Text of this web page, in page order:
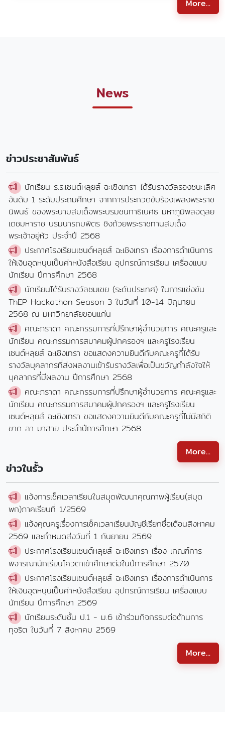
More...
News
ข่าวประชาสัมพันธ์
นักเรียน ร.ร.เซนต์หลุยส์ ฉะเชิงเทรา ได้รับรางวัลรองชนะเลิศ
อันดับ 1 ระดับประถมศึกษา จากการประกวดขับร้องเพลงพระราช
นิพนธ์ ของพระบามสมเด็จพระบรมชนกาธิเบศธ มหาภูมิพลอดุลย
เดชมหาราช บรมนารถบพิตร ชิงถ้วยพระราชทานสมเด็จ
พระเจ้าอยู่หัว ประจำปี 2568
ประกาศโรงเรียนเซนต์หลุยส์ ฉะเชิงเทรา เรื่องการดำเนินการ
ให้เงินอุดหนุนเป็นค่าหนังสือเรียน อุปกรณ์การเรียน เครื่องแบบ
นักเรียน ปีการศึกษา 2568
นักเรียนได้รับรางวัลชมเชย (ระดับประเทศ) ในการแข่งขัน
ThEP Hackathon Season 3 ในวันที่ 10-14 มิถุนายน
2568 ณ มหาวิทยาลัยขอนแก่น
คณะภราดา คณะกรรมการที่ปรึกษาผู้อำนวยการ คณะครูและ
นักเรียน คณะกรรมการสมาคมผู้ปกครองฯ และครูโรงเรียน
เซนต์หลุยส์ ฉะเชิงเทรา ขอแสดงความยินดีกับคณะครูที่ได้รับ
รางวัลบุคลากรที่ส่งผลงานเข้ารับรางวัลเพื่อเป็นขวัญกำลังใจให้
บุคลากรที่มีผลงาน ปีการศึกษา 2568
คณะภราดา คณะกรรมการที่ปรึกษาผู้อำนวยการ คณะครูและ
นักเรียน คณะกรรมการสมาคมผู้ปกครองฯ และครูโรงเรียน
เซนต์หลุยส์ ฉะเชิงเทรา ขอแสดงความยินดีกับคณะครูที่ไม่มีสถิติ
ขาด ลา มาสาย ประจำปีการศึกษา 2568
More...
ข่าวในรั้ว
แจ้งการเช็คเวลาเรียนในสมุุดพัฒนาคุณภาพผู้เรียน(สมุด
พก)ภาคเรียนที่ 1/2569
แจ้งคุณครูเรื่องการเช็คเวลาเรียนบัญชีเรียกชื่อเดือนสิงหาคม
2569 และกำหนดส่งวันที่ 1 กันยายน 2569
ประกาศโรงเรียนเซนต์หลุยส์ ฉะเชิงเทรา เรื่อง เกณฑ์การ
พิจารณานักเรียนโควตาเข้าศึกษาต่อในปีการศึกษา 2570
ประกาศโรงเรียนเซนต์หลุยส์ ฉะเชิงเทรา เรื่องการดำเนินการ
ให้เงินอุดหนุนเป็นค่าหนังสือเรียน อุปกรณ์การเรียน เครื่องแบบ
นักเรียน ปีการศึกษา 2569
นักเรียนระดับชั้น ป.1 - ม.6 เข้าร่วมกิจกรรมต่อต้านการ
ทุจริต ในวันที่ 7 สิงหาคม 2569
More...